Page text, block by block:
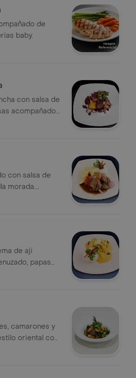
de
baby.
con salsa de
acompañado
peruano.
con salsa de
morada.
y papas fritas.
de ají
papas
Incluye
camarones y
oriental con
con